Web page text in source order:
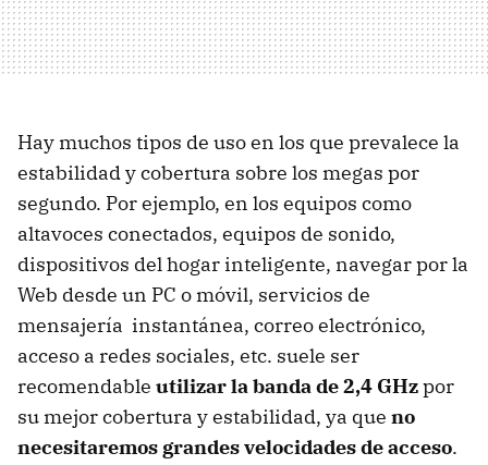
Hay muchos tipos de uso en los que prevalece la
estabilidad y cobertura sobre los megas por
segundo. Por ejemplo, en los equipos como
altavoces conectados, equipos de sonido,
dispositivos del hogar inteligente, navegar por la
Web desde un PC o móvil, servicios de
mensajería instantánea, correo electrónico,
acceso a redes sociales, etc. suele ser
recomendable utilizar la banda de 2,4 GHzpor
su mejor cobertura y estabilidad, ya que no
necesitaremos grandes velocidades de acceso.